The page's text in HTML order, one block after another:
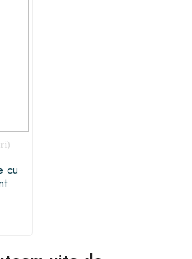
cu